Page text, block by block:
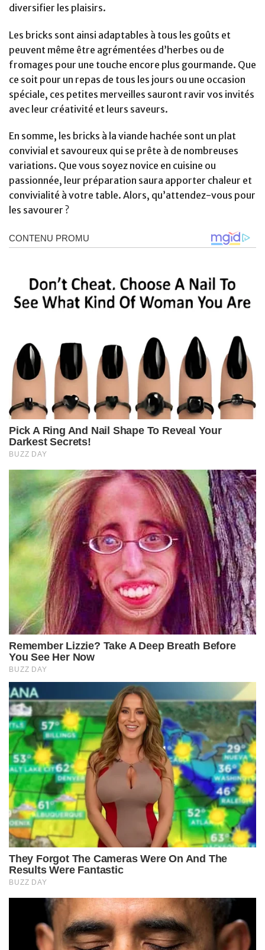
diversifier les plaisirs.
Les bricks sont ainsi adaptables à tous les goûts et
peuvent même être agrémentées d’herbes ou de
fromages pour une touche encore plus gourmande. Que
ce soit pour un repas de tous les jours ou une occasion
spéciale, ces petites merveilles sauront ravir vos invités
avec leur créativité et leurs saveurs.
En somme, les bricks à la viande hachée sont un plat
convivial et savoureux qui se prête à de nombreuses
variations. Que vous soyez novice en cuisine ou
passionnée, leur préparation saura apporter chaleur et
convivialité à votre table. Alors, qu’attendez-vous pour
les savourer ?